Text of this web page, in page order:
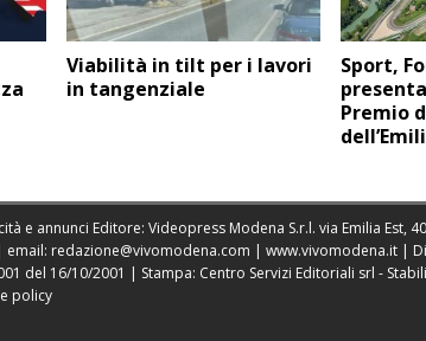
Viabilità in tilt per i lavori
in tangenziale
Sport,
Premio
e annunci Editore: Videopress Modena S.r.l. via Emilia Est,
email: redazione@vivomodena.com | www.vivomodena.it |
del 16/10/2001 | Stampa: Centro Servizi Editoriali srl -
policy